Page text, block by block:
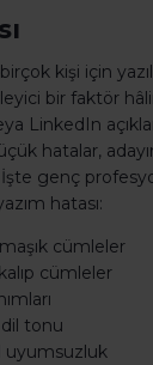
kişi için
bir faktör
LinkedIn
hatalar,
İşte genç
hatası:
cümleler
cümleler
tonu
uyumsuzluk